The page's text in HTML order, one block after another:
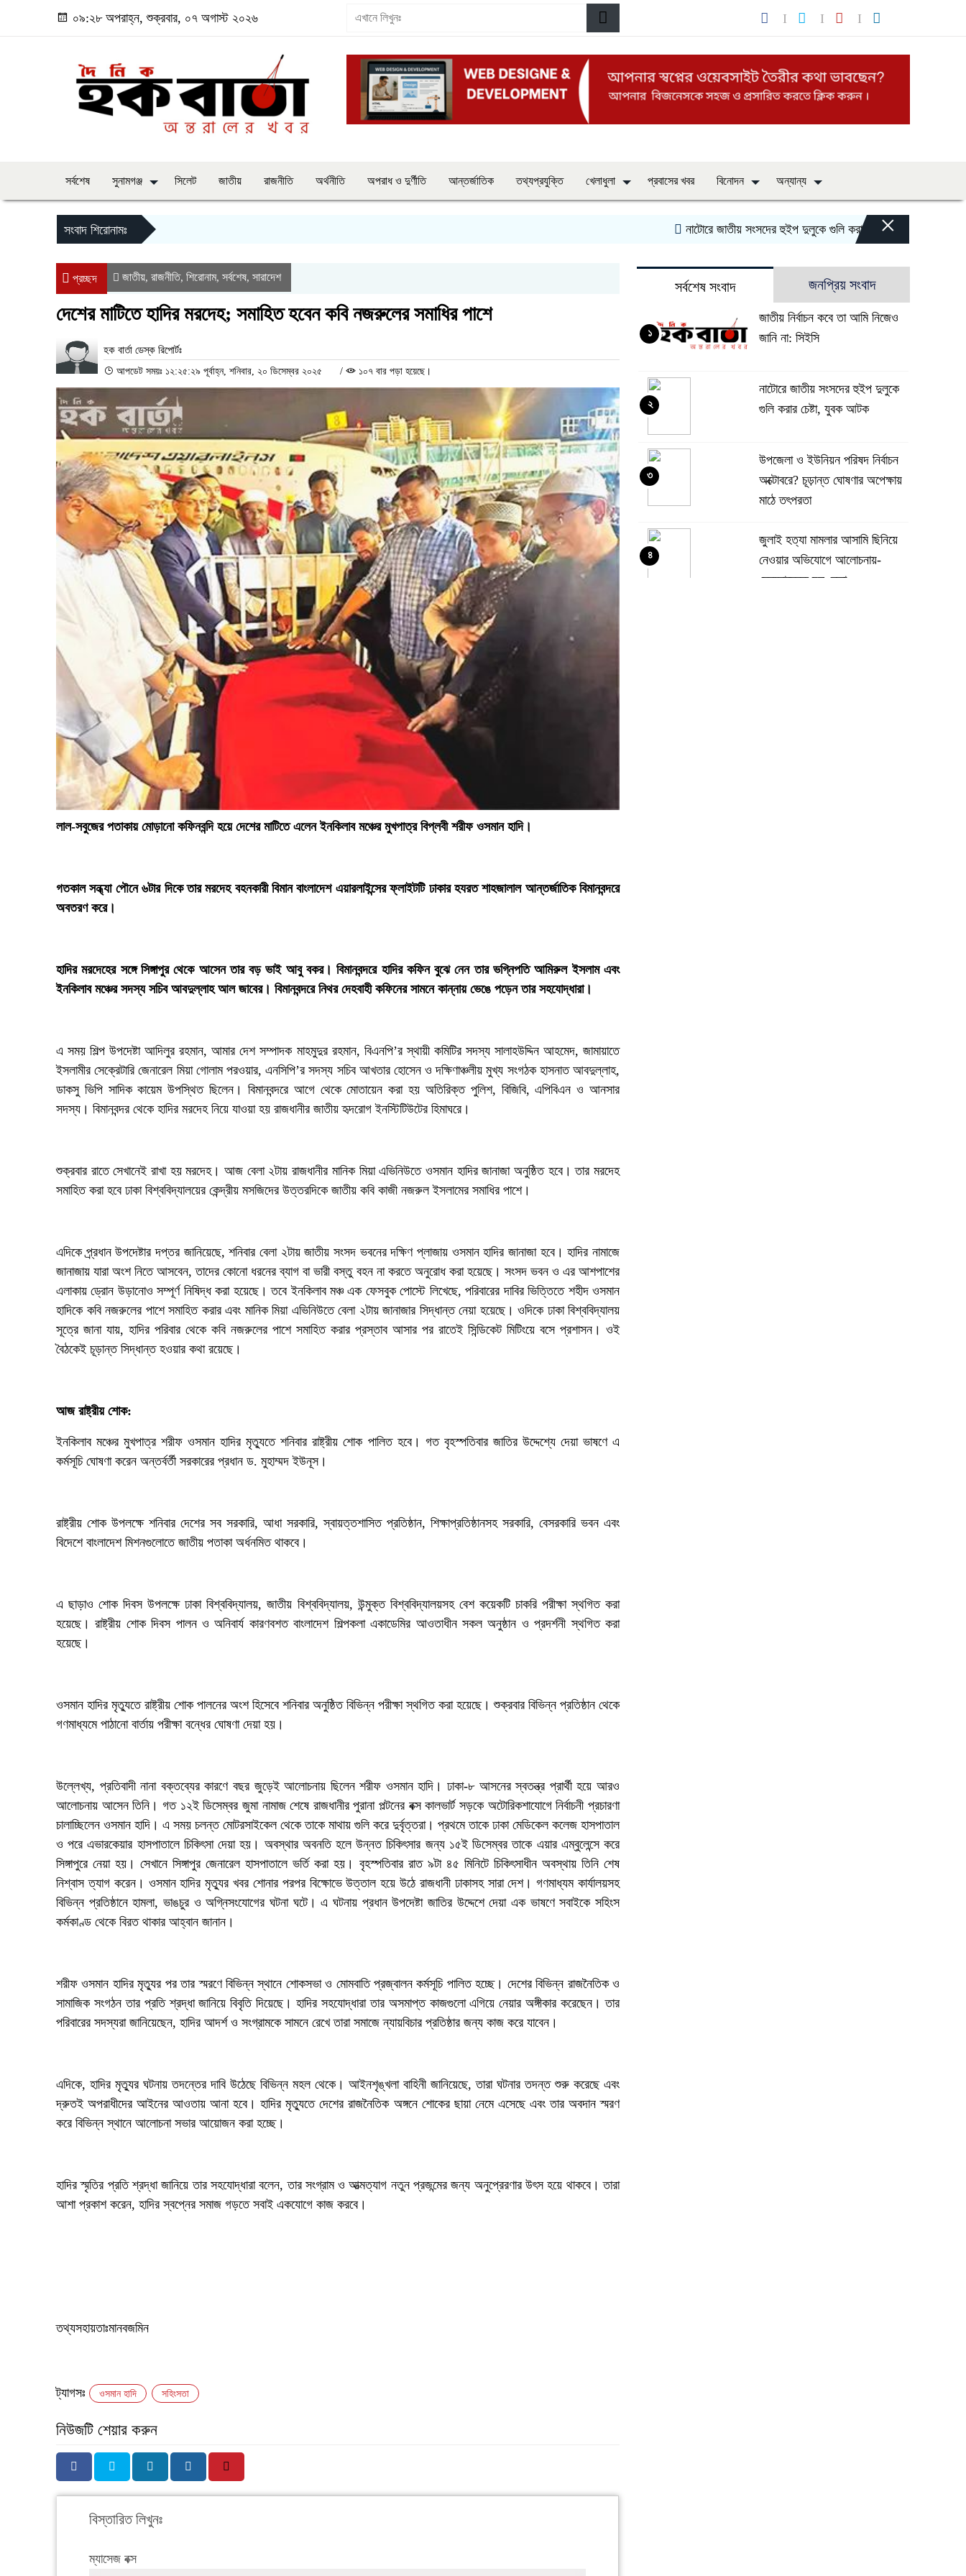
০৯:২৮ অপরাহ্ন, শুক্রবার, ০৭ অগাস্ট ২০২৬
সর্বশেষ সুনামগঞ্জ সিলেট জাতীয় রাজনীতি অর্থনীতি অপরাধ ও দুর্ণীতি আন্তর্জাতিক তথ্যপ্রযুক্তি খেলাধুলা প্রবাসের খবর বিনোদন অন্যান্য
সংবাদ শিরোনামঃ নাটোরে জাতীয় সংসদের হুইপ দুলুকে গুলি করার চেষ্টা, যুবক আটক
×
প্রচ্ছদ জাতীয়, রাজনীতি, শিরোনাম, সর্বশেষ, সারাদেশ
দেশের মাটিতে হাদির মরদেহ; সমাহিত হবেন কবি নজরুলের সমাধির পাশে
হক বার্তা ডেস্ক রিপোর্টঃ
আপডেট সময়ঃ ১২:২৫:২৯ পূর্বাহ্ন, শনিবার, ২০ ডিসেম্বর ২০২৫ / ১০৭ বার পড়া হয়েছে।
‎লাল-সবুজের পতাকায় মোড়ানো কফিনবন্দি হয়ে দেশের মাটিতে এলেন ইনকিলাব মঞ্চের মুখপাত্র বিপ্লবী শরীফ ওসমান হাদি।
‎গতকাল সন্ধ্যা পৌনে ৬টার দিকে তার মরদেহ বহনকারী বিমান বাংলাদেশ এয়ারলাইন্সের ফ্লাইটটি ঢাকার হযরত শাহজালাল আন্তর্জাতিক বিমানবন্দরে
অবতরণ করে।
‎হাদির মরদেহের সঙ্গে সিঙ্গাপুর থেকে আসেন তার বড় ভাই আবু বকর। বিমানবন্দরে হাদির কফিন বুঝে নেন তার ভগ্নিপতি আমিরুল ইসলাম এবং
ইনকিলাব মঞ্চের সদস্য সচিব আবদুল্লাহ আল জাবের। বিমানবন্দরে নিথর দেহবাহী কফিনের সামনে কান্নায় ভেঙে পড়েন তার সহযোদ্ধারা।
‎এ সময় শিল্প উপদেষ্টা আদিলুর রহমান, আমার দেশ সম্পাদক মাহমুদুর রহমান, বিএনপি’র স্থায়ী কমিটির সদস্য সালাহউদ্দিন আহমেদ, জামায়াতে
ইসলামীর সেক্রেটারি জেনারেল মিয়া গোলাম পরওয়ার, এনসিপি’র সদস্য সচিব আখতার হোসেন ও দক্ষিণাঞ্চলীয় মুখ্য সংগঠক হাসনাত আবদুল্লাহ,
ডাকসু ভিপি সাদিক কায়েম উপস্থিত ছিলেন। বিমানবন্দরে আগে থেকে মোতায়েন করা হয় অতিরিক্ত পুলিশ, বিজিবি, এপিবিএন ও আনসার
সদস্য। বিমানবন্দর থেকে হাদির মরদেহ নিয়ে যাওয়া হয় রাজধানীর জাতীয় হৃদরোগ ইনস্টিটিউটের হিমাঘরে।
‎শুক্রবার রাতে সেখানেই রাখা হয় মরদেহ। আজ বেলা ২টায় রাজধানীর মানিক মিয়া এভিনিউতে ওসমান হাদির জানাজা অনুষ্ঠিত হবে। তার মরদেহ
সমাহিত করা হবে ঢাকা বিশ্ববিদ্যালয়ের কেন্দ্রীয় মসজিদের উত্তরদিকে জাতীয় কবি কাজী নজরুল ইসলামের সমাধির পাশে।
‎এদিকে প্র্রধান উপদেষ্টার দপ্তর জানিয়েছে, শনিবার বেলা ২টায় জাতীয় সংসদ ভবনের দক্ষিণ প্লাজায় ওসমান হাদির জানাজা হবে। হাদির নামাজে
জানাজায় যারা অংশ নিতে আসবেন, তাদের কোনো ধরনের ব্যাগ বা ভারী বস্তু বহন না করতে অনুরোধ করা হয়েছে। সংসদ ভবন ও এর আশপাশের
এলাকায় ড্রোন উড়ানোও সম্পূর্ণ নিষিদ্ধ করা হয়েছে। তবে ইনকিলাব মঞ্চ এক ফেসবুক পোস্টে লিখেছে, পরিবারের দাবির ভিত্তিতে শহীদ ওসমান
হাদিকে কবি নজরুলের পাশে সমাহিত করার এবং মানিক মিয়া এভিনিউতে বেলা ২টায় জানাজার সিদ্ধান্ত নেয়া হয়েছে। ওদিকে ঢাকা বিশ্ববিদ্যালয়
সূত্রে জানা যায়, হাদির পরিবার থেকে কবি নজরুলের পাশে সমাহিত করার প্রস্তাব আসার পর রাতেই সিন্ডিকেট মিটিংয়ে বসে প্রশাসন। ওই
বৈঠকেই চূড়ান্ত সিদ্ধান্ত হওয়ার কথা রয়েছে।
‎আজ রাষ্ট্রীয় শোক:
ইনকিলাব মঞ্চের মুখপাত্র শরীফ ওসমান হাদির মৃত্যুতে শনিবার রাষ্ট্রীয় শোক পালিত হবে। গত বৃহস্পতিবার জাতির উদ্দেশ্যে দেয়া ভাষণে এ
কর্মসূচি ঘোষণা করেন অন্তর্বর্তী সরকারের প্রধান ড. মুহাম্মদ ইউনূস।
‎রাষ্ট্রীয় শোক উপলক্ষে শনিবার দেশের সব সরকারি, আধা সরকারি, স্বায়ত্তশাসিত প্রতিষ্ঠান, শিক্ষাপ্রতিষ্ঠানসহ সরকারি, বেসরকারি ভবন এবং
বিদেশে বাংলাদেশ মিশনগুলোতে জাতীয় পতাকা অর্ধনমিত থাকবে।
‎এ ছাড়াও শোক দিবস উপলক্ষে ঢাকা বিশ্ববিদ্যালয়, জাতীয় বিশ্ববিদ্যালয়, উন্মুক্ত বিশ্ববিদ্যালয়সহ বেশ কয়েকটি চাকরি পরীক্ষা স্থগিত করা
হয়েছে। রাষ্ট্রীয় শোক দিবস পালন ও অনিবার্য কারণবশত বাংলাদেশ শিল্পকলা একাডেমির আওতাধীন সকল অনুষ্ঠান ও প্রদর্শনী স্থগিত করা
হয়েছে।
‎ওসমান হাদির মৃত্যুতে রাষ্ট্রীয় শোক পালনের অংশ হিসেবে শনিবার অনুষ্ঠিত বিভিন্ন পরীক্ষা স্থগিত করা হয়েছে। শুক্রবার বিভিন্ন প্রতিষ্ঠান থেকে
গণমাধ্যমে পাঠানো বার্তায় পরীক্ষা বন্ধের ঘোষণা দেয়া হয়।
‎উল্লেখ্য, প্রতিবাদী নানা বক্তব্যের কারণে বছর জুড়েই আলোচনায় ছিলেন শরীফ ওসমান হাদি। ঢাকা-৮ আসনের স্বতন্ত্র প্রার্থী হয়ে আরও
আলোচনায় আসেন তিনি। গত ১২ই ডিসেম্বর জুমা নামাজ শেষে রাজধানীর পুরানা পল্টনের বক্স কালভার্ট সড়কে অটোরিকশাযোগে নির্বাচনী প্রচারণা
চালাচ্ছিলেন ওসমান হাদি। এ সময় চলন্ত মোটরসাইকেল থেকে তাকে মাথায় গুলি করে দুর্বৃত্তরা। প্রথমে তাকে ঢাকা মেডিকেল কলেজ হাসপাতাল
ও পরে এভারকেয়ার হাসপাতালে চিকিৎসা দেয়া হয়। অবস্থার অবনতি হলে উন্নত চিকিৎসার জন্য ১৫ই ডিসেম্বর তাকে এয়ার এম্বুলেন্সে করে
সিঙ্গাপুরে নেয়া হয়। সেখানে সিঙ্গাপুর জেনারেল হাসপাতালে ভর্তি করা হয়। বৃহস্পতিবার রাত ৯টা ৪৫ মিনিটে চিকিৎসাধীন অবস্থায় তিনি শেষ
নিশ্বাস ত্যাগ করেন। ওসমান হাদির মৃত্যুর খবর শোনার পরপর বিক্ষোভে উত্তাল হয়ে উঠে রাজধানী ঢাকাসহ সারা দেশ। গণমাধ্যম কার্যালয়সহ
বিভিন্ন প্রতিষ্ঠানে হামলা, ভাঙচুর ও অগ্নিসংযোগের ঘটনা ঘটে। এ ঘটনায় প্রধান উপদেষ্টা জাতির উদ্দেশে দেয়া এক ভাষণে সবাইকে সহিংস
কর্মকাণ্ড থেকে বিরত থাকার আহ্বান জানান।
‎শরীফ ওসমান হাদির মৃত্যুর পর তার স্মরণে বিভিন্ন স্থানে শোকসভা ও মোমবাতি প্রজ্বালন কর্মসূচি পালিত হচ্ছে। দেশের বিভিন্ন রাজনৈতিক ও
সামাজিক সংগঠন তার প্রতি শ্রদ্ধা জানিয়ে বিবৃতি দিয়েছে। হাদির সহযোদ্ধারা তার অসমাপ্ত কাজগুলো এগিয়ে নেয়ার অঙ্গীকার করেছেন। তার
পরিবারের সদস্যরা জানিয়েছেন, হাদির আদর্শ ও সংগ্রামকে সামনে রেখে তারা সমাজে ন্যায়বিচার প্রতিষ্ঠার জন্য কাজ করে যাবেন।
‎এদিকে, হাদির মৃত্যুর ঘটনায় তদন্তের দাবি উঠেছে বিভিন্ন মহল থেকে। আইনশৃঙ্খলা বাহিনী জানিয়েছে, তারা ঘটনার তদন্ত শুরু করেছে এবং
দ্রুতই অপরাধীদের আইনের আওতায় আনা হবে। হাদির মৃত্যুতে দেশের রাজনৈতিক অঙ্গনে শোকের ছায়া নেমে এসেছে এবং তার অবদান স্মরণ
করে বিভিন্ন স্থানে আলোচনা সভার আয়োজন করা হচ্ছে।
‎হাদির স্মৃতির প্রতি শ্রদ্ধা জানিয়ে তার সহযোদ্ধারা বলেন, তার সংগ্রাম ও আত্মত্যাগ নতুন প্রজন্মের জন্য অনুপ্রেরণার উৎস হয়ে থাকবে। তারা
আশা প্রকাশ করেন, হাদির স্বপ্নের সমাজ গড়তে সবাই একযোগে কাজ করবে।
‎তথ্যসহায়তাঃমানবজমিন
ট্যাগসঃ ওসমান হাদি সহিংসতা
নিউজটি শেয়ার করুন
বিস্তারিত লিখুনঃ
ম্যাসেজ বক্স
সর্বশেষ সংবাদ জনপ্রিয় সংবাদ
জাতীয় নির্বাচন কবে তা আমি নিজেও
জানি না: সিইসি
১
নাটোরে জাতীয় সংসদের হুইপ দুলুকে
গুলি করার চেষ্টা, যুবক আটক
২
উপজেলা ও ইউনিয়ন পরিষদ নির্বাচন
অক্টোবরে? চূড়ান্ত ঘোষণার অপেক্ষায়
মাঠে তৎপরতা
৩
জুলাই হত্যা মামলার আসামি ছিনিয়ে
নেওয়ার অভিযোগে আলোচনায়-
স্বেচ্ছাসেবক দল নেতা
৪